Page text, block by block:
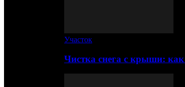
Участок
Чистка снега с крыши: